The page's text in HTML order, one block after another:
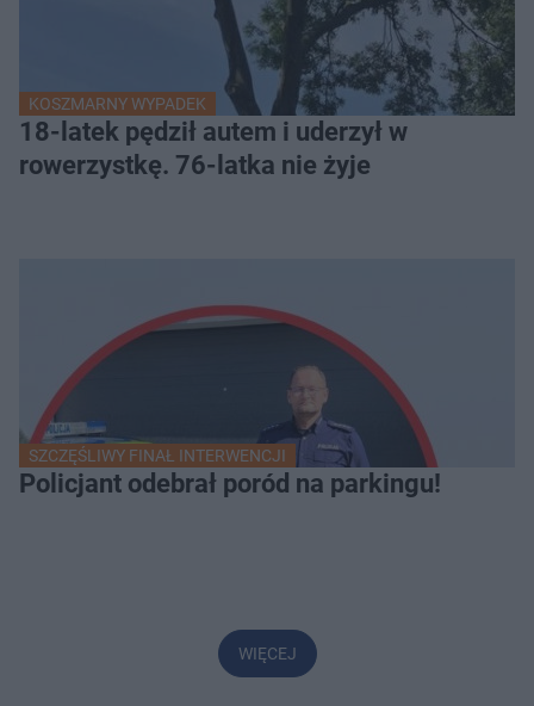
KOSZMARNY WYPADEK
18-latek pędził autem i uderzył w
rowerzystkę. 76-latka nie żyje
SZCZĘŚLIWY FINAŁ INTERWENCJI
Policjant odebrał poród na parkingu!
WIĘCEJ